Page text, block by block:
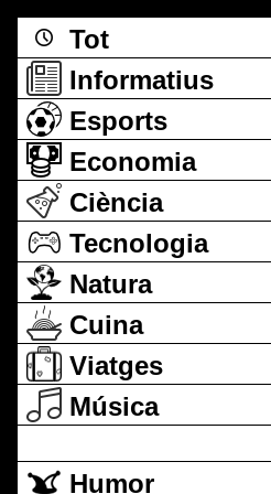
Tot
Informatius
Esports
Economia
Ciència
Tecnologia
Natura
Cuina
Viatges
Música
Humor